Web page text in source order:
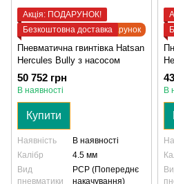
Подарунок
Акція: ПОДАРУНОК!
Безкоштовна доставка
Пневматична гвинтівка Hatsan
Hercules Bully з насосом
50 752 грн
В наявності
Купити
Наявність
В наявності
Калібр
4.5 мм
Вид
пневматики
PCP (Попереднє
накачування)
В